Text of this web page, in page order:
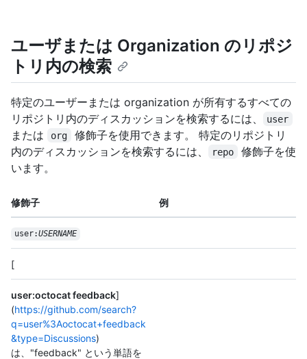
ユーザまたは Organization のリポジ
トリ内の検索
特定のユーザーまたは organization が所有するすべての
リポジトリ内のディスカッションを検索するには、
user
または org
修飾子を使用できます。 特定のリポジトリ
内のディスカッションを検索するには、
repo
修飾子を使
います。
修飾子 例
user:USERNAME
[
user:octocat feedback]
(https://github.com/search?
q=user%3Aoctocat+feedback
&type=Discussions)
は、"feedback" という単語を